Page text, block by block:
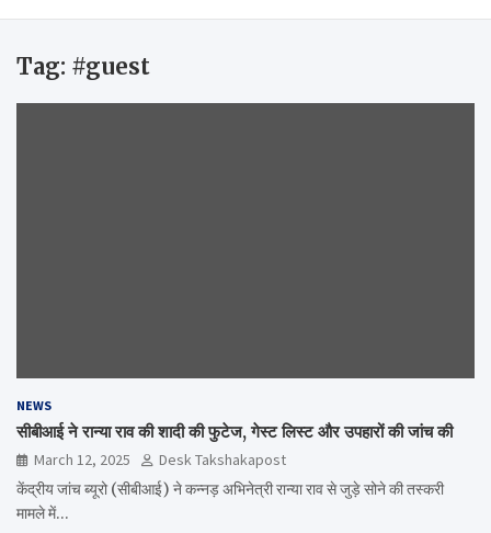
Tag: #guest
NEWS
सीबीआई ने रान्या राव की शादी की फुटेज, गेस्ट लिस्ट और उपहारों की जांच की
March 12, 2025
Desk Takshakapost
केंद्रीय जांच ब्यूरो (सीबीआई) ने कन्नड़ अभिनेत्री रान्या राव से जुड़े सोने की तस्करी
मामले में…